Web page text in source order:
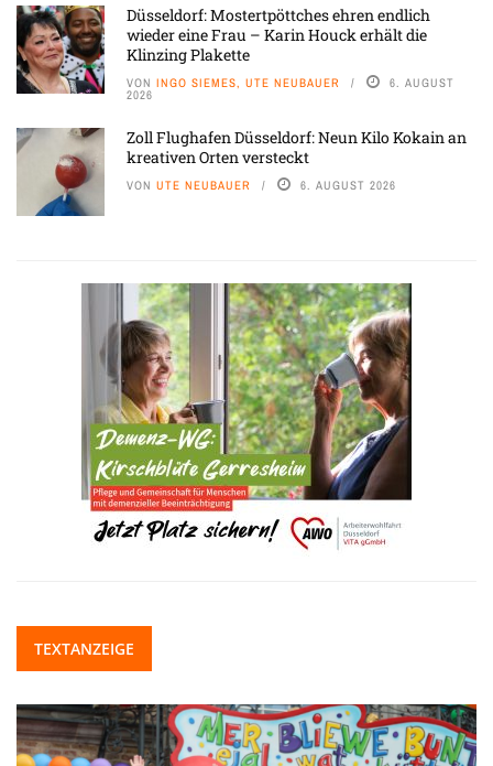
Düsseldorf: Mostertpöttches ehren endlich
wieder eine Frau – Karin Houck erhält die
Klinzing Plakette
VON INGO SIEMES, UTE NEUBAUER 6. AUGUST
2026
Zoll Flughafen Düsseldorf: Neun Kilo Kokain an
kreativen Orten versteckt
VON UTE NEUBAUER 6. AUGUST 2026
TEXTANZEIGE